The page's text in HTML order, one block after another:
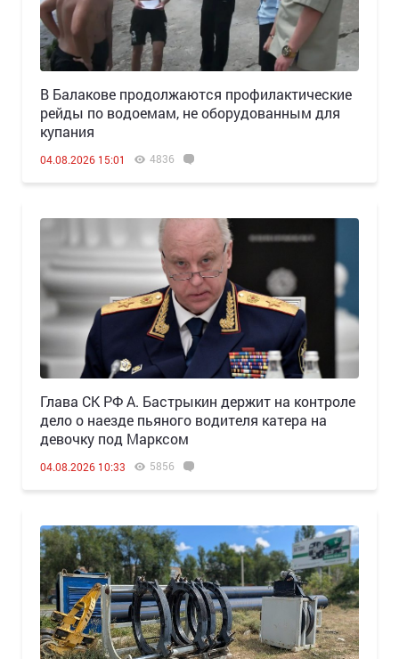
В Балакове продолжаются профилактические
рейды по водоемам, не оборудованным для
купания
04.08.2026 15:01 4836
Глава СК РФ А. Бастрыкин держит на контроле
дело о наезде пьяного водителя катера на
девочку под Марксом
04.08.2026 10:33 5856